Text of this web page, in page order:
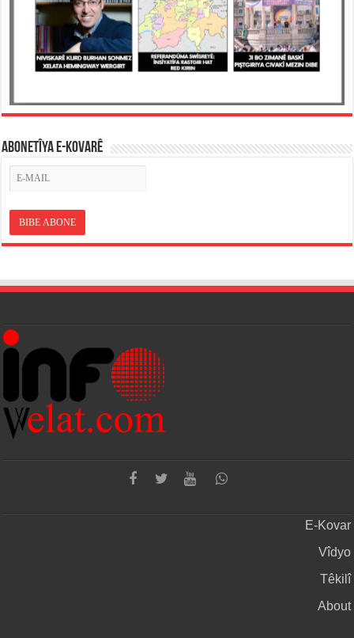
ABONETÎYA E-KOVARÊ
E-Kovar
Vîdyo
Têkilî
About